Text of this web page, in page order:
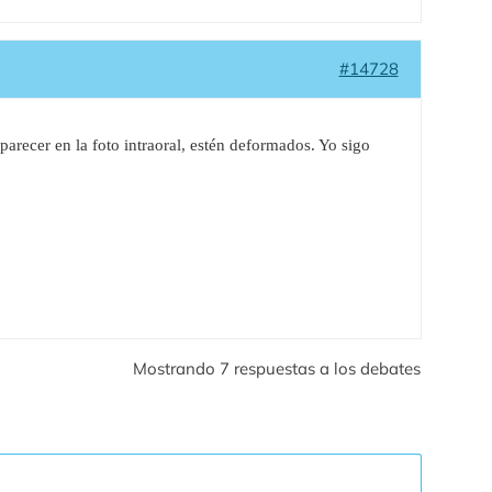
#14728
en la foto intraoral, estén deformados. Yo sigo
Mostrando 7 respuestas a los debates